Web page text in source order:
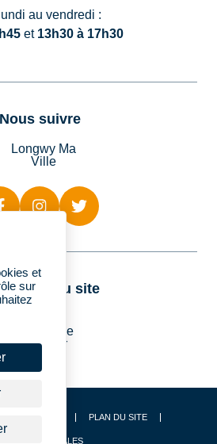
au vendredi :
et 13h30 à 17h30
Nous suivre
Longwy Ma
Ville
du site
Vie pratique
Découvrir
PLAN DU SITE
MENTIONS LÉGALES
et
sur